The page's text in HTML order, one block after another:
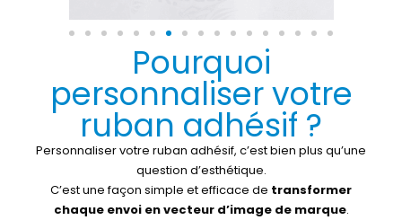
Pourquoi
personnaliser votre
ruban adhésif ?
Personnaliser votre ruban adhésif, c’est bien plus qu’une
question d’esthétique.
C’est une façon simple et efficace de transformer
chaque envoi en vecteur d’image de marque.